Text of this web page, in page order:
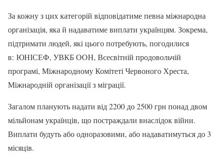
За кожну з цих категорій відповідатиме певна міжнародна
організація, яка й надаватиме виплати українцям. Зокрема,
підтримати людей, які цього потребують, погодилися
в: ЮНІСЕФ, УВКБ ООН, Всесвітній продовольчій
програмі, Міжнародному Комітеті Червоного Хреста,
Міжнародній організації з міграції.
Загалом планують надати від 2200 до 2500 грн понад двом
мільйонам українців, що постраждали внаслідок війни.
Виплати будуть або одноразовими, або надаватимуться до 3
місяців.